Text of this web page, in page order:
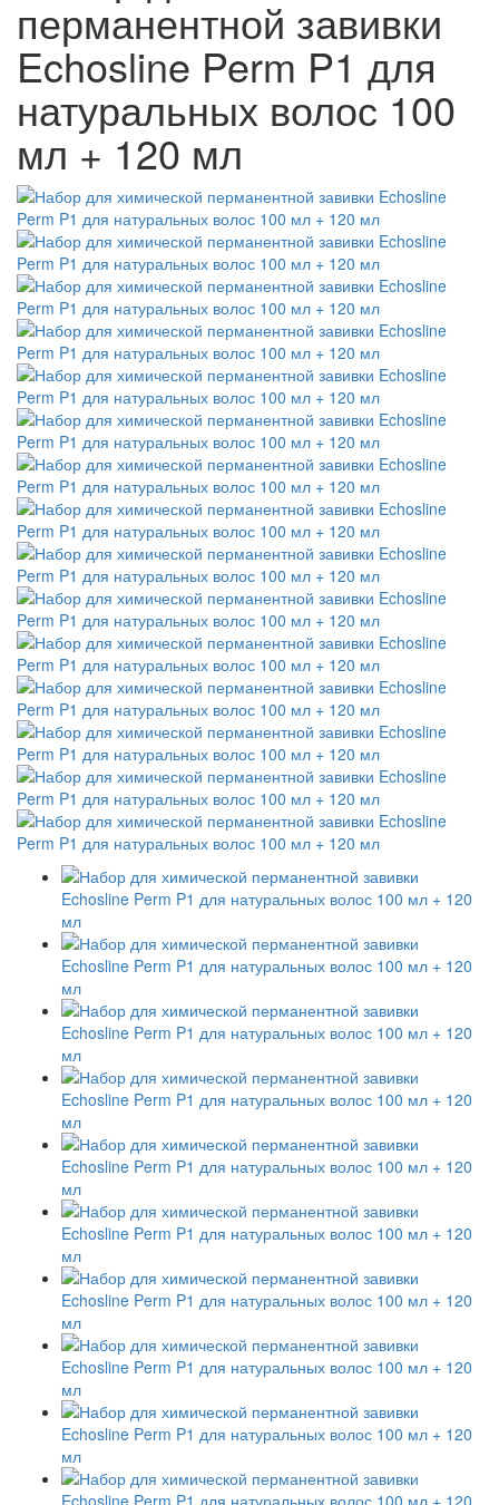
перманентной завивки
Echosline Perm P1 для
натуральных волос 100
мл + 120 мл